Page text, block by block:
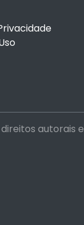
autorais e